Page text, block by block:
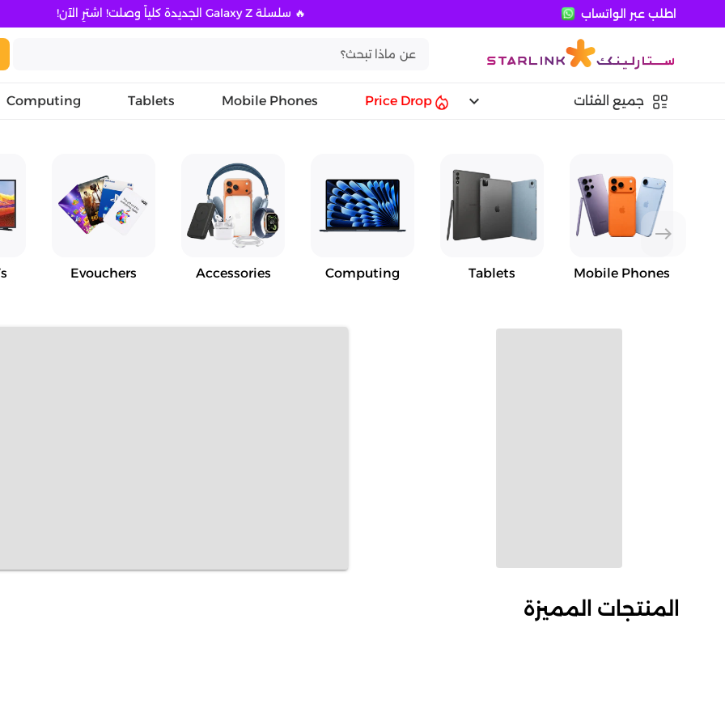
اطلب عبر الواتساب 🔥 سلسلة Galaxy Z الجديدة كلياً وصلت! اشترِ الآن!
جميع الفئات keyboard_arrow_down
Price Drop
Mobile Phones
Tablets
Computing
east
Mobile Phones
Tablets
Computing
Accessories
Evouchers
المنتجات المميزة